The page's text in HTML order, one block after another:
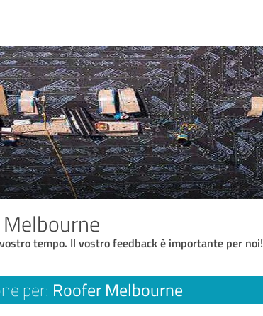
tempo. Il vostro feedback è importante per noi!
per: Roofer Melbourne